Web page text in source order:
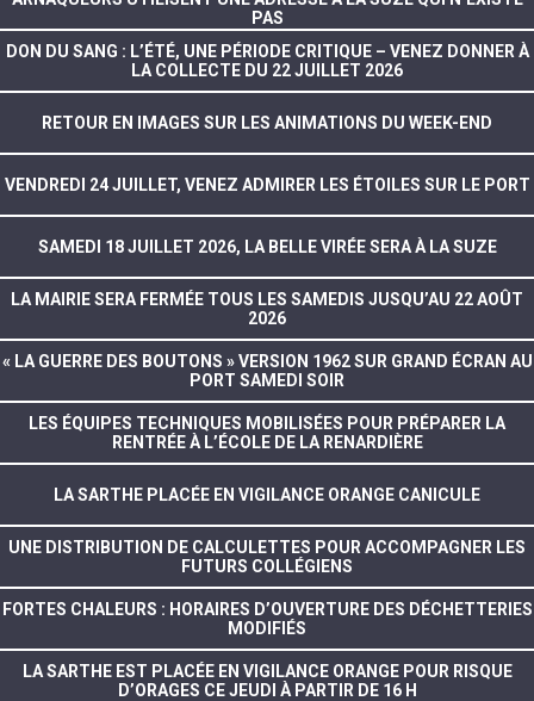
PAS
DON DU SANG : L’ÉTÉ, UNE PÉRIODE CRITIQUE – VENEZ DONNER À
LA COLLECTE DU 22 JUILLET 2026
RETOUR EN IMAGES SUR LES ANIMATIONS DU WEEK-END
VENDREDI 24 JUILLET, VENEZ ADMIRER LES ÉTOILES SUR LE PORT
SAMEDI 18 JUILLET 2026, LA BELLE VIRÉE SERA À LA SUZE
LA MAIRIE SERA FERMÉE TOUS LES SAMEDIS JUSQU’AU 22 AOÛT
2026
« LA GUERRE DES BOUTONS » VERSION 1962 SUR GRAND ÉCRAN AU
PORT SAMEDI SOIR
LES ÉQUIPES TECHNIQUES MOBILISÉES POUR PRÉPARER LA
RENTRÉE À L’ÉCOLE DE LA RENARDIÈRE
LA SARTHE PLACÉE EN VIGILANCE ORANGE CANICULE
UNE DISTRIBUTION DE CALCULETTES POUR ACCOMPAGNER LES
FUTURS COLLÉGIENS
FORTES CHALEURS : HORAIRES D’OUVERTURE DES DÉCHETTERIES
MODIFIÉS
LA SARTHE EST PLACÉE EN VIGILANCE ORANGE POUR RISQUE
D’ORAGES CE JEUDI À PARTIR DE 16 H